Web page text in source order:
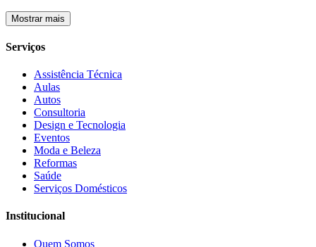
Mostrar mais
Serviços
Assistência Técnica
Aulas
Autos
Consultoria
Design e Tecnologia
Eventos
Moda e Beleza
Reformas
Saúde
Serviços Domésticos
Institucional
Quem Somos